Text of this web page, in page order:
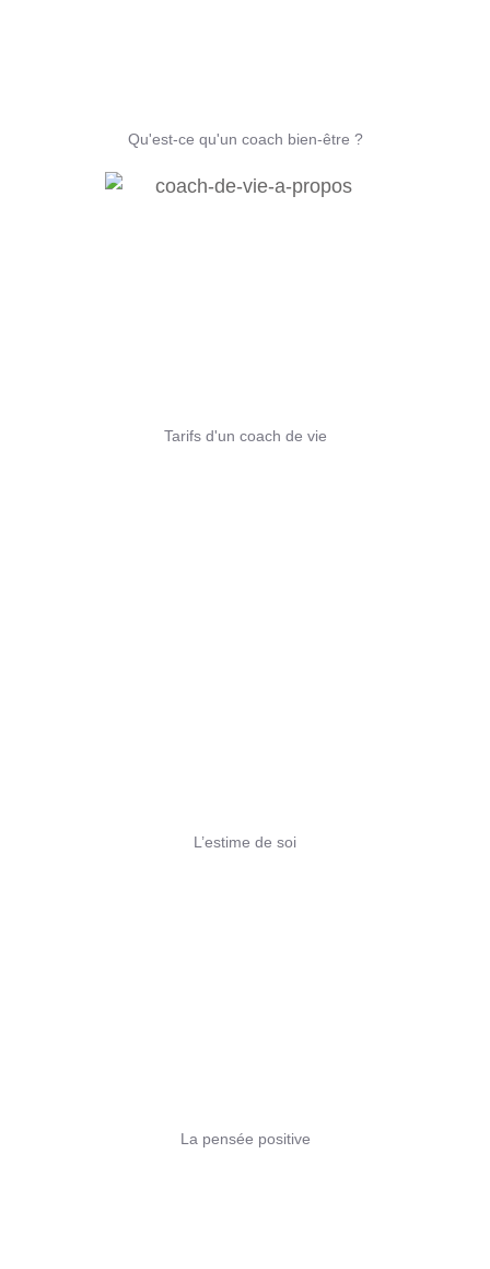
Qu'est-ce qu'un coach bien-être ?
Tarifs d'un coach de vie
L’estime de soi
La pensée positive